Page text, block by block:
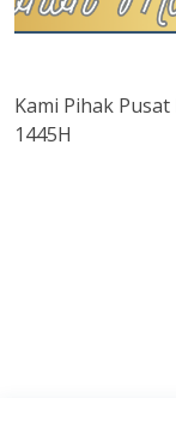
Kami Pihak
1445H